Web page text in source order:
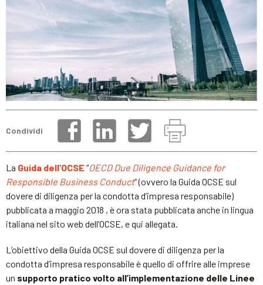
Condividi
La Guida dell’OCSE “OECD Due Diligence Guidance for
Responsible Business Conduct” (ovvero la Guida OCSE sul
dovere di diligenza per la condotta d’impresa responsabile)
pubblicata a maggio 2018 , è ora stata pubblicata anche in lingua
italiana nel sito web dell’OCSE, e qui allegata.
L’obiettivo della Guida OCSE sul dovere di diligenza per la
condotta d’impresa responsabile è quello di offrire alle imprese
un supporto pratico volto all’implementazione delle Linee